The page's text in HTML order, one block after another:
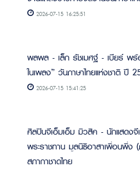
2026-07-15 16:25:51
พลพล - เล็ก รัชเมศฐ์ - เบียร์ พ
ในเพลง” วันภาษาไทยแห่งชาติ ปี
2026-07-15 15:41:25
ศิลปินจีเอ็มเอ็ม มิวสิค - นักแสดง
พระราชทาน มูลนิธิอาสาเพื่อนพึ่ง
สภากาชาดไทย